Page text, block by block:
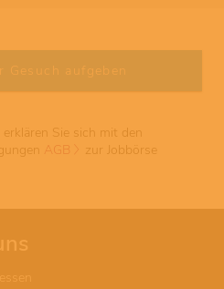
Sie sich mit den
AGB
zur Jobbörse